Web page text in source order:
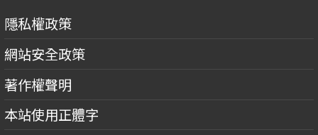
隱私權政策
網站安全政策
著作權聲明
本站使用正體字